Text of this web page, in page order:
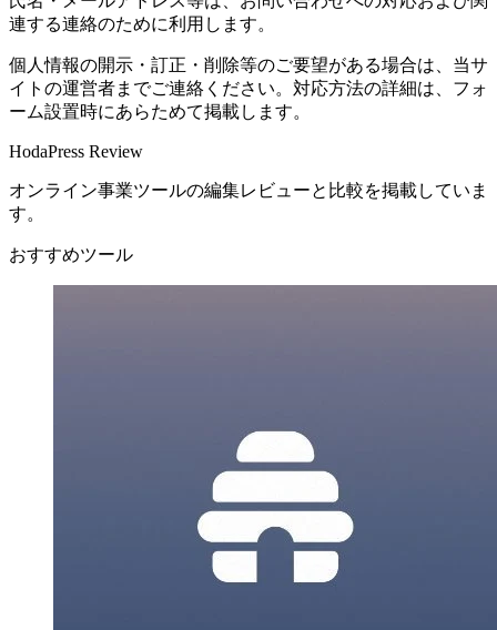
連する連絡のために利用します。
個人情報の開示・訂正・削除等のご要望がある場合は、当サ
イトの運営者までご連絡ください。対応方法の詳細は、フォ
ーム設置時にあらためて掲載します。
HodaPress Review
オンライン事業ツールの編集レビューと比較を掲載していま
す。
おすすめツール